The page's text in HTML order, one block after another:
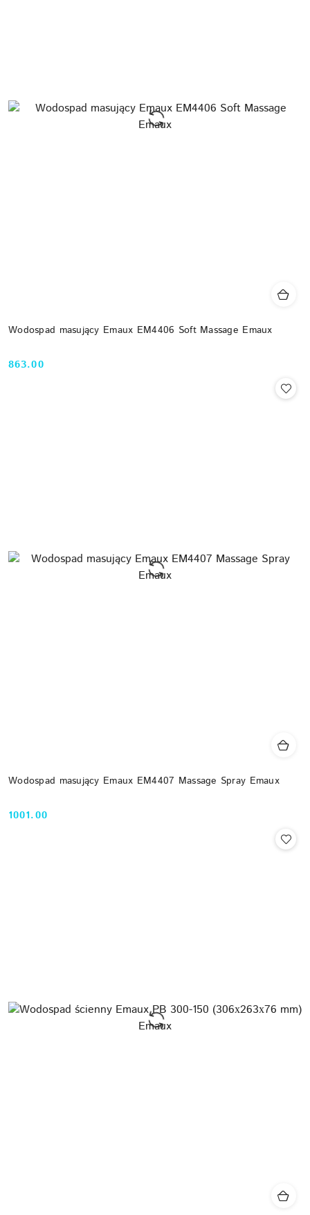
Wodospad masujący Emaux EM4406 Soft Massage Emaux
Cena:
863.00
Wodospad masujący Emaux EM4407 Massage Spray Emaux
Cena:
1001.00